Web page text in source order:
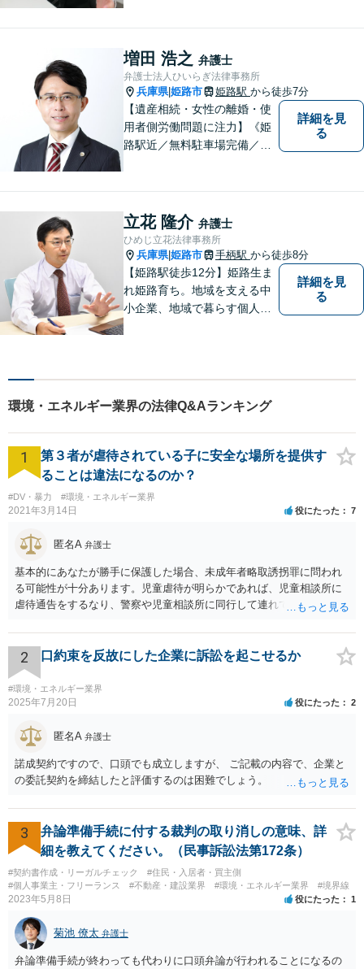
増田 浩之 弁護士
弁護士法人ひいらぎ法律事務所
兵庫県|姫路市 姫路駅 から徒歩7分
【遺産相続・女性の離婚・使
用者側労働問題に注力】《姫
路駅近／無料駐車場完備／最
詳細を見
る
立花 隆介 弁護士
ひめじ立花法律事務所
兵庫県|姫路市 手柄駅 から徒歩8分
【姫路駅徒歩12分】姫路生ま
れ姫路育ち。地域を支える中
小企業、地域で暮らす個人に
済など幅広い問題に積極的に
取り組みます。お気軽にご相
談ください。
詳細を見
る
環境・エネルギー業界の法律Q&Aランキング
1
第３者が虐待されている子に安全な場所を提供す
ることは違法になるのか？
#DV・暴力 #環境・エネルギー業界
2021年3月14日 役にたった 7
匿名A 弁護士
基本的にあなたが勝手に保護した場合、未成年者略取誘拐罪に問われ
る可能性が十分あります。児童虐待が明らかであれば、児童相談所に
虐待通告をするなり、警察や児童相談所に同行して連れていくなり、
談所の関与を望んでいないケースでは難しい判断にはなるとは思いま
すが、少なくともあなたが保護者の承諾を得ずに勝手に保護すること
は避けた方が良いかと存じます。警察は親からの虐待があると分かっ
た場合であっても、必ずしもあなたに味方するわけではないかと存じ
ます。児童相談所に通告すべきであったと窘められる程度であればよ
で自らの支配下に置きたかったのではないかと疑われる可能性さえあ
ります。
2 口約束を反故にした企業に訴訟を起こせるか
#環境・エネルギー業界
2025年7月20日 役にたった 2
匿名A 弁護士
諾成契約ですので、口頭でも成立しますが、 ご記載の内容で、企業と
の委託契約を締結したと評価するのは困難でしょう。
3
弁論準備手続に付する裁判の取り消しの意味、詳
細を教えてください。（民事訴訟法第172条）
#契約書作成・リーガルチェック
#住民・入居者・買主側
#個人事業主・フリーランス
#不動産・建設業界 #環境・エネルギー業界 #境界線
2023年5月8日 役にたった 1
菊池 僚太 弁護士
弁論準備手続が終わっても代わりに口頭弁論が行われることになるの